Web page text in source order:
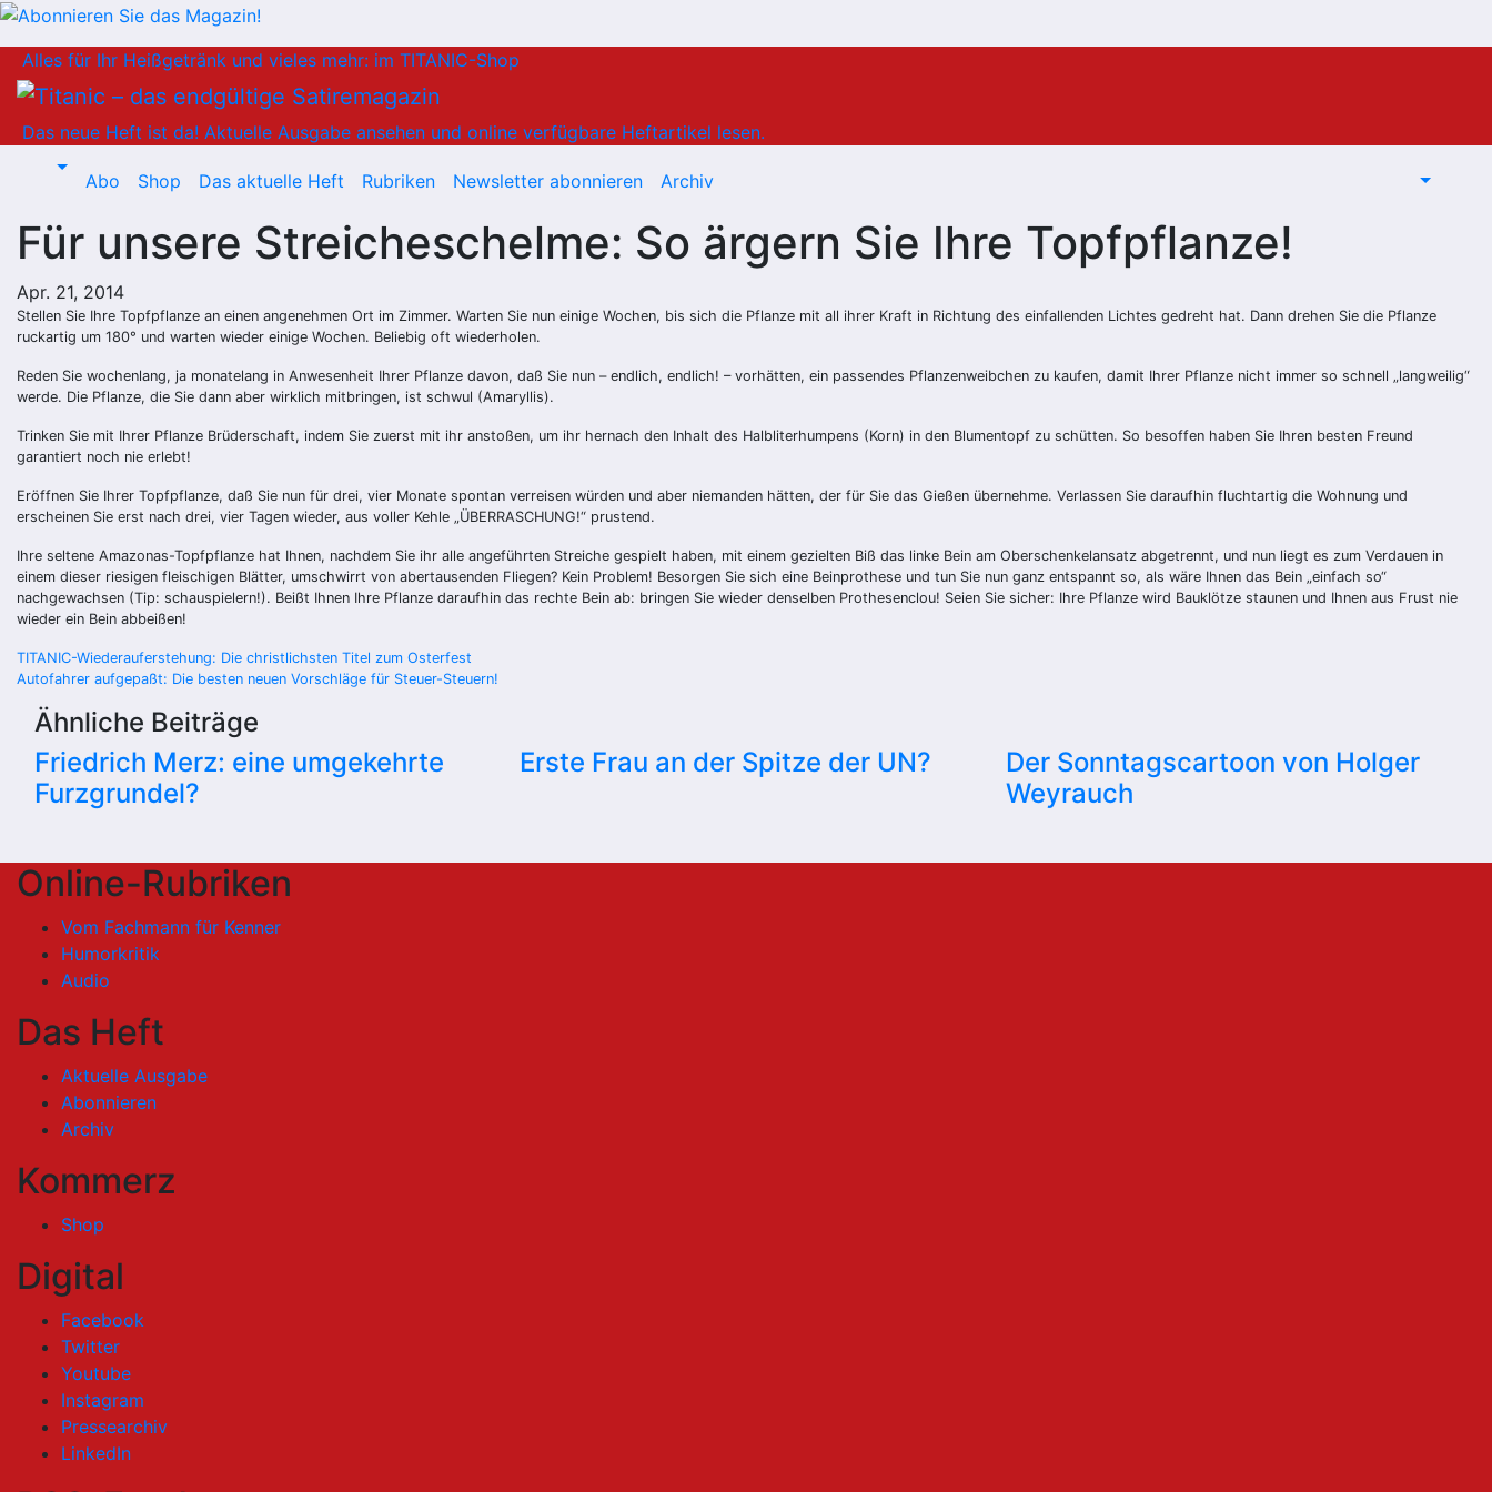
Inhalt
springen
Alles für Ihr Heißgetränk und vieles mehr: im TITANIC-Shop
Das neue Heft ist da! Aktuelle Ausgabe ansehen und online verfügbare Heftartikel lesen.
Abo Shop Das aktuelle Heft Rubriken Newsletter abonnieren Archiv
Für unsere Streicheschelme: So ärgern Sie Ihre Topfpflanze!
Apr. 21, 2014
Stellen Sie Ihre Topfpflanze an einen angenehmen Ort im Zimmer. Warten Sie nun einige Wochen, bis sich die Pflanze mit all ihrer Kraft in Richtung des einfallenden Lichtes gedreht hat. Dann drehen Sie die Pflanze
ruckartig um 180° und warten wieder einige Wochen. Beliebig oft wiederholen.
Reden Sie wochenlang, ja monatelang in Anwesenheit Ihrer Pflanze davon, daß Sie nun – endlich, endlich! – vorhätten, ein passendes Pflanzenweibchen zu kaufen, damit Ihrer Pflanze nicht immer so schnell „langweilig“
werde. Die Pflanze, die Sie dann aber wirklich mitbringen, ist schwul (Amaryllis).
Trinken Sie mit Ihrer Pflanze Brüderschaft, indem Sie zuerst mit ihr anstoßen, um ihr hernach den Inhalt des Halbliterhumpens (Korn) in den Blumentopf zu schütten. So besoffen haben Sie Ihren besten Freund
garantiert noch nie erlebt!
Eröffnen Sie Ihrer Topfpflanze, daß Sie nun für drei, vier Monate spontan verreisen würden und aber niemanden hätten, der für Sie das Gießen übernehme. Verlassen Sie daraufhin fluchtartig die Wohnung und
erscheinen Sie erst nach drei, vier Tagen wieder, aus voller Kehle „ÜBERRASCHUNG!“ prustend.
Ihre seltene Amazonas-Topfpflanze hat Ihnen, nachdem Sie ihr alle angeführten Streiche gespielt haben, mit einem gezielten Biß das linke Bein am Oberschenkelansatz abgetrennt, und nun liegt es zum Verdauen in
einem dieser riesigen fleischigen Blätter, umschwirrt von abertausenden Fliegen? Kein Problem! Besorgen Sie sich eine Beinprothese und tun Sie nun ganz entspannt so, als wäre Ihnen das Bein „einfach so“
nachgewachsen (Tip: schauspielern!). Beißt Ihnen Ihre Pflanze daraufhin das rechte Bein ab: bringen Sie wieder denselben Prothesenclou! Seien Sie sicher: Ihre Pflanze wird Bauklötze staunen und Ihnen aus Frust nie
wieder ein Bein abbeißen!
Beitragsnavigation
TITANIC-Wiederauferstehung: Die christlichsten Titel zum Osterfest
Autofahrer aufgepaßt: Die besten neuen Vorschläge für Steuer-Steuern!
Ähnliche Beiträge
Friedrich Merz: eine umgekehrte
Furzgrundel?
Erste Frau an der Spitze der UN?
Der Sonntagscartoon von Holger
Weyrauch
Online-Rubriken
Vom Fachmann für Kenner
Humorkritik
Audio
Das Heft
Aktuelle Ausgabe
Abonnieren
Archiv
Kommerz
Shop
Digital
Facebook
Twitter
Youtube
Instagram
Pressearchiv
LinkedIn